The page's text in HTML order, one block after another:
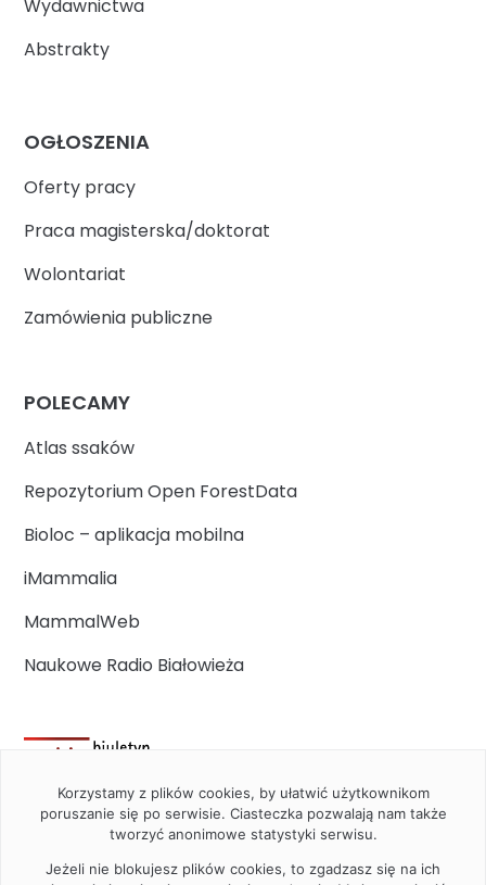
Wydawnictwa
Abstrakty
OGŁOSZENIA
Oferty pracy
Praca magisterska/doktorat
Wolontariat
Zamówienia publiczne
POLECAMY
Atlas ssaków
Repozytorium Open ForestData
Bioloc – aplikacja mobilna
iMammalia
MammalWeb
Naukowe Radio Białowieża
Korzystamy z plików cookies, by ułatwić użytkownikom
poruszanie się po serwisie. Ciasteczka pozwalają nam także
tworzyć anonimowe statystyki serwisu.
Jeżeli nie blokujesz plików cookies, to zgadzasz się na ich